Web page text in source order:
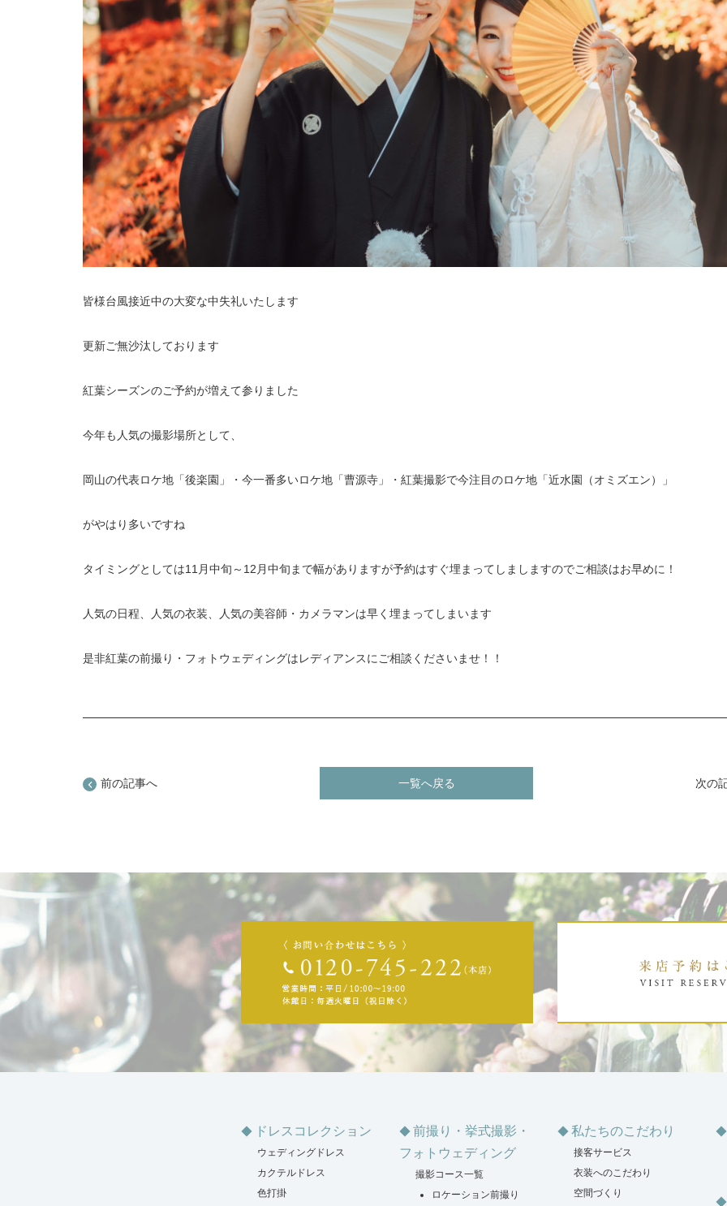
皆様台風接近中の大変な中失礼いたします
更新ご無沙汰しております
紅葉シーズンのご予約が増えて参りました
今年も人気の撮影場所として、
岡山の代表ロケ地「後楽園」・今一番多いロケ地「曹源寺」・紅葉撮影で今注目のロケ地「近水園（オミズエン）」
がやはり多いですね
タイミングとしては11月中旬～12月中旬まで幅がありますが予約はすぐ埋まってしましますのでご相談はお早めに！
人気の日程、人気の衣装、人気の美容師・カメラマンは早く埋まってしまいます
是非紅葉の前撮り・フォトウェディングはレディアンスにご相談くださいませ！！
前の記事へ 次の
一覧へ戻る
ドレスコレクション
ウェディングドレス
カクテルドレス
色打掛
前撮り・挙式撮影・
フォトウェディング
撮影コース一覧
ロケーション前撮り
私たちのこだわり
接客サービス
衣装へのこだわり
空間づくり